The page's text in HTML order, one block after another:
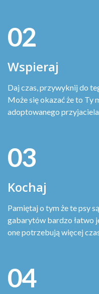
02
Wspieraj
Daj czas, przywyknij do
Może się okazać że to Ty
adoptowanego
03
Kochaj
Pamiętaj o tym że te psy
gabarytów bardzo łatwo
one potrzebują więcej
04